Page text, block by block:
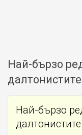
Най-бързо
Най-бързо
далтонистите.